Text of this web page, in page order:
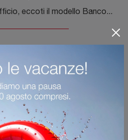
Se vuoi ultimare il tuo ufficio, eccoti il modello Bancone Reception 07A di Cinquanta3 tra differenti soluzioni di banconi reception.